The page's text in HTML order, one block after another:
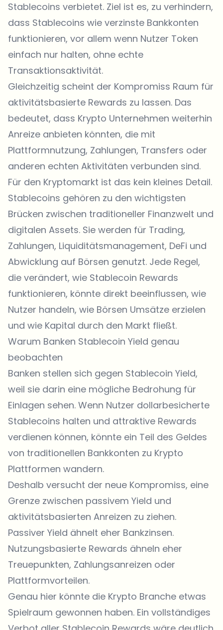
Stablecoins verbietet. Ziel ist es, zu verhindern,
dass Stablecoins wie verzinste Bankkonten
funktionieren, vor allem wenn Nutzer Token
einfach nur halten, ohne echte
Transaktionsaktivität.
Gleichzeitig scheint der Kompromiss Raum für
aktivitätsbasierte Rewards zu lassen. Das
bedeutet, dass Krypto Unternehmen weiterhin
Anreize anbieten könnten, die mit
Plattformnutzung, Zahlungen, Transfers oder
anderen echten Aktivitäten verbunden sind.
Für den Kryptomarkt ist das kein kleines Detail.
Stablecoins gehören zu den wichtigsten
Brücken zwischen traditioneller Finanzwelt und
digitalen Assets. Sie werden für Trading,
Zahlungen, Liquiditätsmanagement, DeFi und
Abwicklung auf Börsen genutzt. Jede Regel,
die verändert, wie Stablecoin Rewards
funktionieren, könnte direkt beeinflussen, wie
Nutzer handeln, wie Börsen Umsätze erzielen
und wie Kapital durch den Markt fließt.
Warum Banken Stablecoin Yield genau
beobachten
Banken stellen sich gegen Stablecoin Yield,
weil sie darin eine mögliche Bedrohung für
Einlagen sehen. Wenn Nutzer dollarbesicherte
Stablecoins halten und attraktive Rewards
verdienen können, könnte ein Teil des Geldes
von traditionellen Bankkonten zu Krypto
Plattformen wandern.
Deshalb versucht der neue Kompromiss, eine
Grenze zwischen passivem Yield und
aktivitätsbasierten Anreizen zu ziehen.
Passiver Yield ähnelt eher Bankzinsen.
Nutzungsbasierte Rewards ähneln eher
Treuepunkten, Zahlungsanreizen oder
Plattformvorteilen.
Genau hier könnte die Krypto Branche etwas
Spielraum gewonnen haben. Ein vollständiges